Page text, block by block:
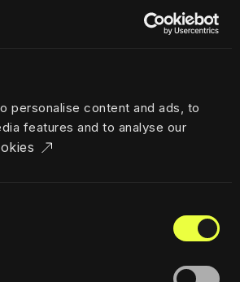
personalise content and ads, to
features and to analyse our